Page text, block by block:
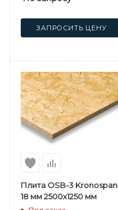
ЗАПРОСИТЬ ЦЕНУ
Плита OSB-3 Kronospan
18 мм 2500х1250 мм